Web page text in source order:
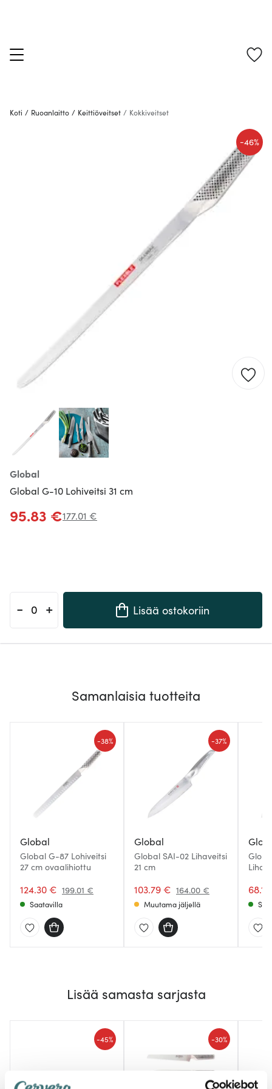
Koti / Ruoanlaitto / Keittiöveitset / Kokkiveitset
Global
Global G-10 Lohiveitsi 31 cm
-46%
95.83 €177.01 €
- + Lisää ostokoriin
Samanlaisia tuotteita
Global
Global G-87 Lohiveitsi
27 cm ovaalihiottu
124.30 € 199.01 €
-38%
Saatavilla
Global
Global SAI-02 Lihaveitsi
21 cm
103.79 € 164.00 €
-37%
Muutama jäljellä
Lisää samasta sarjasta
-45% -30%